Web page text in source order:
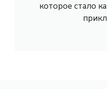
которое стало